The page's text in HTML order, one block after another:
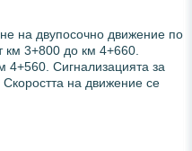
на двупосочно движение по
км 3+800 до км 4+660.
4+560. Сигнализацията за
на движение се